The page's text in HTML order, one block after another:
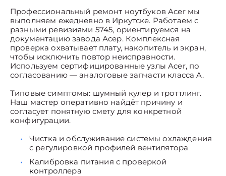
Профессиональный ремонт ноутбуков Acer мы
выполняем ежедневно в Иркутске. Работаем с
разными ревизиями 5745, ориентируемся на
документацию завода Асер. Комплексная
проверка охватывает плату, накопитель и экран,
чтобы исключить повтор неисправности.
Используем сертифицированные узлы Acer, по
согласованию — аналоговые запчасти класса A.
Типовые симптомы: шумный кулер и троттлинг.
Наш мастер оперативно найдёт причину и
согласует понятную смету для конкретной
конфигурации.
Чистка и обслуживание системы охлаждения
с регулировкой профилей вентилятора
Калибровка питания с проверкой
контроллера